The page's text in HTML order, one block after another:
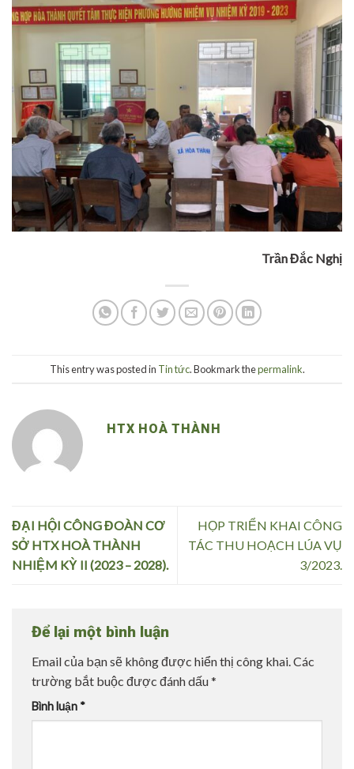
Trần Đắc Nghị
This entry was posted in Tin tức. Bookmark thepermalink.
HTX HOÀ THÀNH
ĐẠI HỘI CÔNG ĐOÀN CƠ
SỞ HTX HOÀ THÀNH
NHIỆM KỲ II (2023 – 2028).
HỌP TRIỂN KHAI CÔNG
TÁC THU HOẠCH LÚA VỤ
3/2023.
Để lại một bình luận
Email của bạn sẽ không được hiển thị công khai.Các
trường bắt buộc được đánh dấu*
Bình luận *